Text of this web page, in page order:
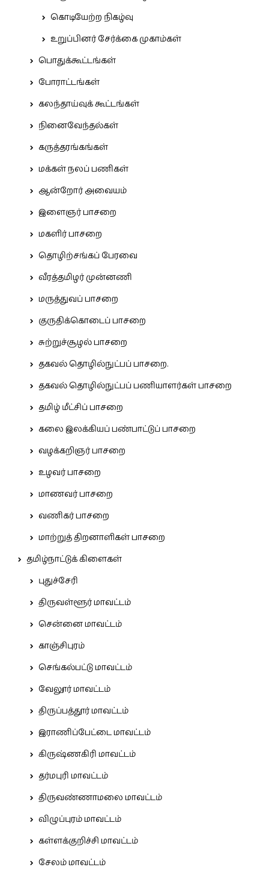
கொடியேற்ற நிகழ்வு
உறுப்பினர் சேர்க்கை முகாம்கள்
பொதுக்கூட்டங்கள்
போராட்டங்கள்
கலந்தாய்வுக் கூட்டங்கள்
நினைவேந்தல்கள்
கருத்தரங்கங்கள்
மக்கள் நலப் பணிகள்
ஆன்றோர் அவையம்
இளைஞர் பாசறை
மகளிர் பாசறை
தொழிற்சங்கப் பேரவை
வீரத்தமிழர் முன்னணி
மருத்துவப் பாசறை
குருதிக்கொடைப் பாசறை
சுற்றுச்சூழல் பாசறை
தகவல் தொழில்நுட்பப் பாசறை.
தகவல் தொழில்நுட்பப் பணியாளர்கள் பாசறை
தமிழ் மீட்சிப் பாசறை
கலை இலக்கியப் பண்பாட்டுப் பாசறை
வழக்கறிஞர் பாசறை
உழவர் பாசறை
மாணவர் பாசறை
வணிகர் பாசறை
மாற்றுத் திறனாளிகள் பாசறை
தமிழ்நாட்டுக் கிளைகள்
புதுச்சேரி
திருவள்ளூர் மாவட்டம்
சென்னை மாவட்டம்
காஞ்சிபுரம்
செங்கல்பட்டு மாவட்டம்
வேலூர் மாவட்டம்
திருப்பத்தூர் மாவட்டம்
இராணிப்பேட்டை மாவட்டம்
கிருஷ்ணகிரி மாவட்டம்
தர்மபுரி மாவட்டம்
திருவண்ணாமலை மாவட்டம்
விழுப்புரம் மாவட்டம்
கள்ளக்குறிச்சி மாவட்டம்
சேலம் மாவட்டம்